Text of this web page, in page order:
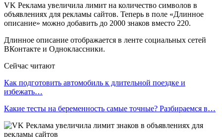
VK Реклама увеличила лимит на количество символов в
объявлениях для рекламы сайтов. Теперь в поле «Длинное
описание» можно добавить до 2000 знаков вместо 220.
Длинное описание отображается в ленте социальных сетей
ВКонтакте и Одноклассники.
Сейчас читают
Как подготовить автомобиль к длительной поездке и
избежать…
Какие тесты на беременность самые точные? Разбираемся в…